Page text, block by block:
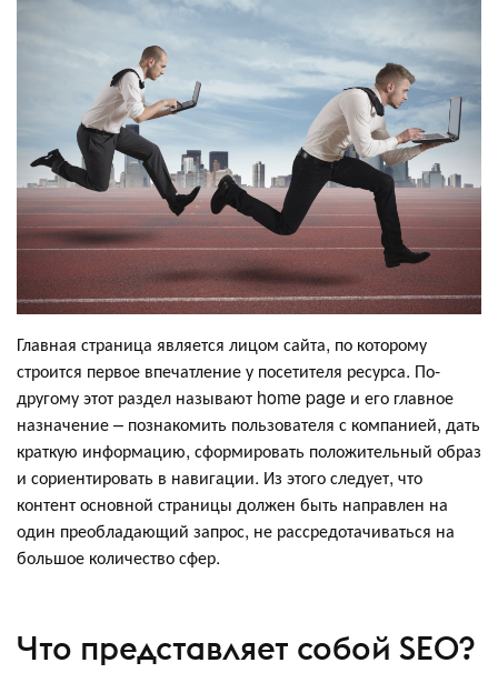
Главная страница является лицом сайта, по которому
строится первое впечатление у посетителя ресурса. По-
другому этот раздел называют home page и его главное
назначение – познакомить пользователя с компанией, дать
краткую информацию, сформировать положительный образ
и сориентировать в навигации. Из этого следует, что
контент основной страницы должен быть направлен на
один преобладающий запрос, не рассредотачиваться на
большое количество сфер.
Что представляет собой SEO?